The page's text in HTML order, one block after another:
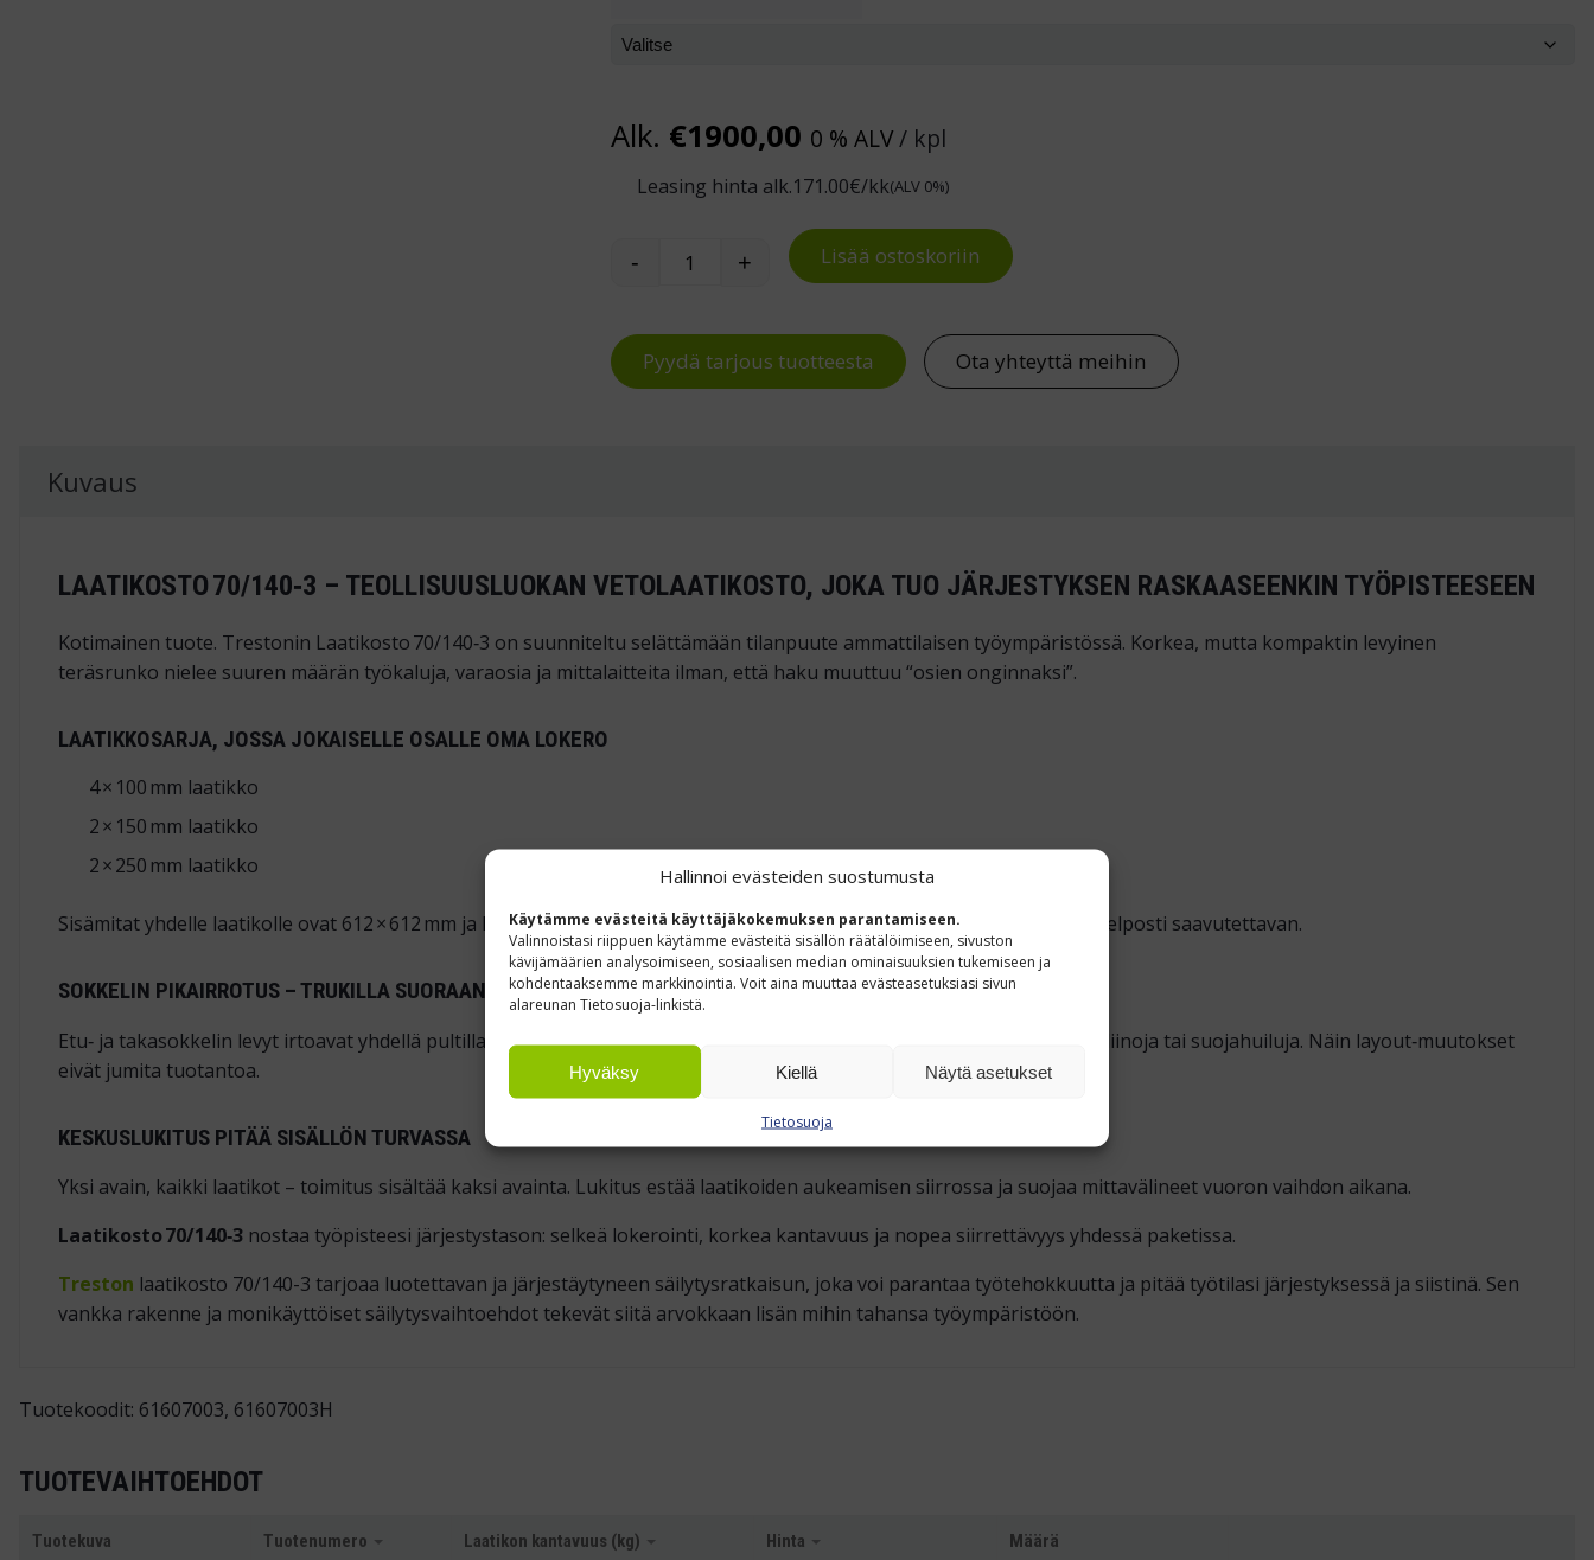
Hallinnoi evästeiden suostumusta
Käytämme evästeitä käyttäjäkokemuksen parantamiseen.
Valinnoistasi riippuen käytämme evästeitä sisällön räätälöimiseen, sivuston
kävijämäärien analysoimiseen, sosiaalisen median ominaisuuksien tukemiseen ja
kohdentaaksemme markkinointia. Voit aina muuttaa evästeasetuksiasi sivun
alareunan Tietosuoja-linkistä.
Hyväksy Kiellä Näytä asetukset
Tietosuoja
Alk. €1900,00 0 % ALV/ kpl
Leasing hinta alk.171.00€/kk(ALV 0%)
Laatikosto 70/140-3 määrä
- + Lisää ostoskoriin
Pyydä tarjous tuotteesta Ota yhteyttä meihin
Kuvaus
LAATIKOSTO 70/140‑3 – TEOLLISUUSLUOKAN VETOLAATIKOSTO, JOKA TUO JÄRJESTYKSEN RASKAASEENKIN TYÖPISTEESEEN
Kotimainen tuote. Trestonin Laatikosto 70/140‑3 on suunniteltu selättämään tilanpuute ammattilaisen työympäristössä. Korkea, mutta kompaktin levyinen
teräsrunko nielee suuren määrän työkaluja, varaosia ja mittalaitteita ilman, että haku muuttuu “osien onginnaksi”.
LAATIKKOSARJA, JOSSA JOKAISELLE OSALLE OMA LOKERO
4 × 100 mm laatikko
2 × 150 mm laatikko
2 × 250 mm laatikko
Sisämitat yhdelle laatikolle ovat 612 × 612 mm ja korkeus 85 / 130 / 235 mm – 100 % ulosveto tekee jokaisesta kulmasta helposti saavutettavan.
SOKKELIN PIKAIRROTUS – TRUKILLA SUORAAN ALLE
Etu‑ ja takasokkelin levyt irtoavat yhdellä pultilla, trukin haarukka mahtuu rungon alle ja laatikosto siirtyy ilman nostoliinoja tai suojahuiluja. Näin layout‑muutokset
eivät jumita tuotantoa.
KESKUSLUKITUS PITÄÄ SISÄLLÖN TURVASSA
Yksi avain, kaikki laatikot – toimitus sisältää kaksi avainta. Lukitus estää laatikoiden aukeamisen siirrossa ja suojaa mittavälineet vuoron vaihdon aikana.
Laatikosto 70/140‑3 nostaa työpisteesi järjestys­tason: selkeä lokerointi, korkea kantavuus ja nopea siirrettävyys yhdessä paketissa.
Treston laatikosto 70/140-3 tarjoaa luotettavan ja järjestäytyneen säilytysratkaisun, joka voi parantaa työtehokkuutta ja pitää työtilasi järjestyksessä ja siistinä. Sen
vankka rakenne ja monikäyttöiset säilytysvaihtoehdot tekevät siitä arvokkaan lisän mihin tahansa työympäristöön.
Tuotekoodit: 61607003, 61607003H
TUOTEVAIHTOEHDOT
Tuotekuva Tuotenumero Laatikon kantavuus (kg) Hinta Määrä